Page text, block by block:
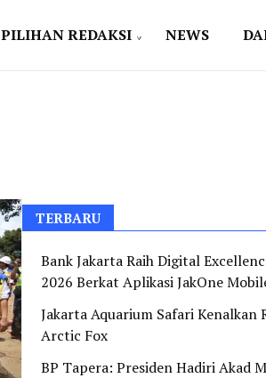
PILIHAN REDAKSI NEWS
TERBARU
Bank Jakarta Raih Digital
2026 Berkat Aplikasi JakOne
Jakarta Aquarium Safari Kenalkan
Arctic Fox
BP Tapera: Presiden Hadiri Akad